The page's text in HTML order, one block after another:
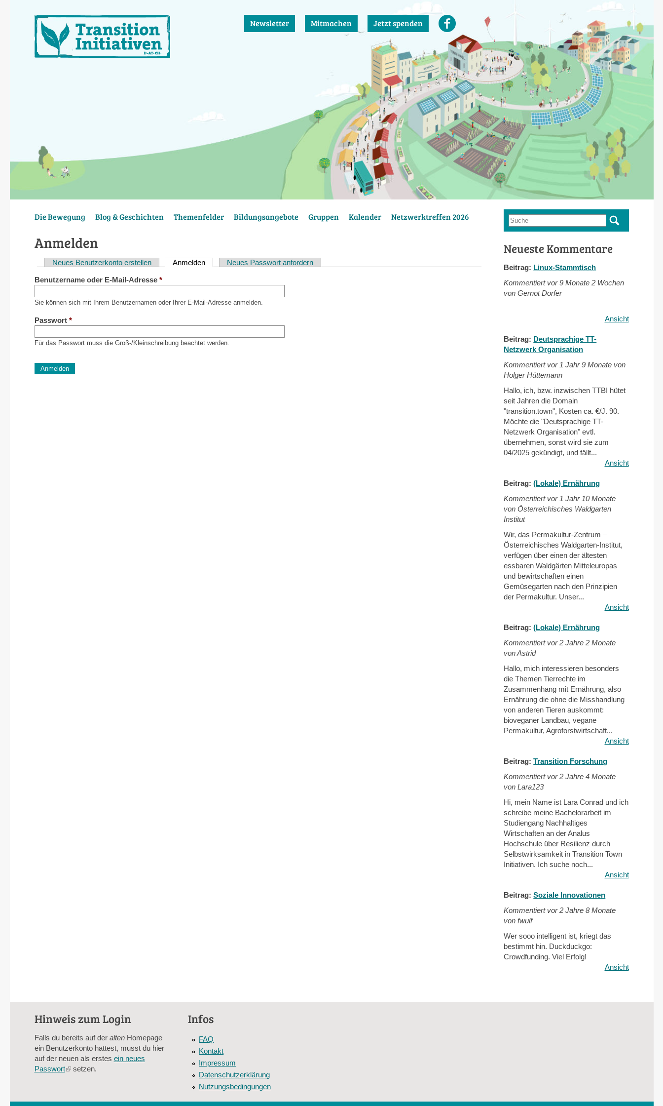
Newsletter Mitmachen Jetzt spenden
Die Bewegung Blog & Geschichten Themenfelder Bildungsangebote Gruppen Kalender Netzwerktreffen 2026
Anmelden
Haupt-
Reiter
Neues Benutzerkonto erstellen Anmelden (aktiver Reiter)
Neues Passwort anfordern
Benutzername oder E-Mail-Adresse *
Sie können sich mit Ihrem Benutzernamen oder Ihrer E-Mail-Adresse anmelden.
Passwort *
Für das Passwort muss die Groß-/Kleinschreibung beachtet werden.
Diese Sicherheitsfrage überprüft, ob Sie ein menschlicher Besucher sind und
Suchformular
Suche
Neueste Kommentare
Beitrag: Linux-Stammtisch
Kommentiert vor9 Monate 2 Wochen
von Gernot Dorfer
Ansicht
Beitrag: Deutsprachige TT-
Netzwerk Organisation
Kommentiert vor 1 Jahr 9 Monate von
Holger Hüttemann
Hallo, ich, bzw. inzwischen TTBI hütet
seit Jahren die Domain
"transition.town", Kosten ca. €/J. 90.
Möchte die "Deutsprachige TT-
Netzwerk Organisation" evtl.
übernehmen, sonst wird sie zum
04/2025 gekündigt, und fällt...
Ansicht
Beitrag:(Lokale) Ernährung
Kommentiert vor 1 Jahr 10 Monate
von Österreichisches Waldgarten
Institut
Wir, das Permakultur-Zentrum –
Österreichisches Waldgarten-Institut,
verfügen über einen der ältesten
essbaren Waldgärten Mitteleuropas
und bewirtschaften einen
Gemüsegarten nach den Prinzipien
der Permakultur. Unser...
Ansicht
Beitrag:(Lokale) Ernährung
Kommentiert vor2 Jahre 2 Monate
von Astrid
Hallo, mich interessieren besonders
die Themen Tierrechte im
Zusammenhang mit Ernährung, also
Ernährung die ohne die Misshandlung
von anderen Tieren auskommt:
bioveganer Landbau, vegane
Permakultur, Agroforstwirtschaft...
Ansicht
Beitrag:Transition Forschung
Kommentiert vor2 Jahre 4 Monate
von Lara123
Hi, mein Name ist Lara Conrad und ich
schreibe meine Bachelorarbeit im
Studiengang Nachhaltiges
Wirtschaften an der Analus
Hochschule über Resilienz durch
Selbstwirksamkeit in Transition Town
Initiativen. Ich suche noch...
Ansicht
Beitrag:Soziale Innovationen
Kommentiert vor2 Jahre 8 Monate
von fwulf
Wer sooo intelligent ist, kriegt das
bestimmt hin. Duckduckgo:
Crowdfunding. Viel Erfolg!
Ansicht
Hinweis zum Login
Falls du bereits auf der altenHomepage
ein Benutzerkonto hattest, musst du hier
auf der neuen als erstes ein neues
Passwort(linksetzen.
Infos
FAQ
Kontakt
Impressum
Datenschutzerklärung
Nutzungsbedingungen